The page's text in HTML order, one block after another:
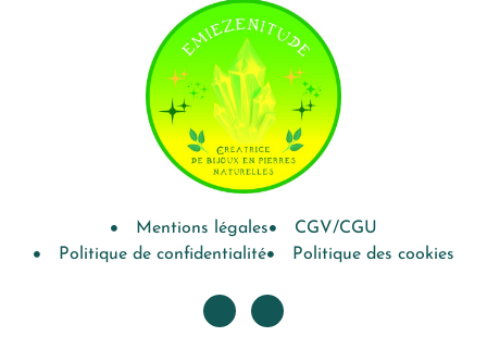
Mentions légales
CGV/CGU
Politique de confidentialité
Politique des cookies